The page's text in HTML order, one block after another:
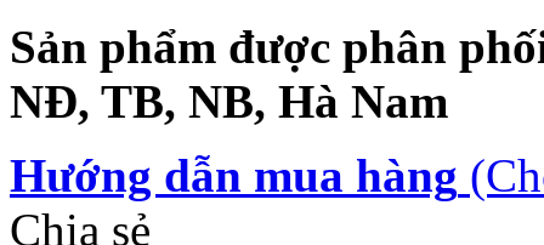
Sản phẩm được phân
NĐ, TB, NB, Hà Nam
Hướng dẫn mua hàng
Chia sẻ